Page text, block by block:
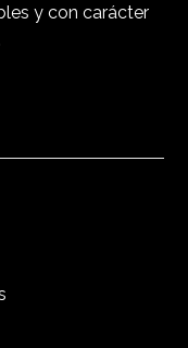
y con carácter